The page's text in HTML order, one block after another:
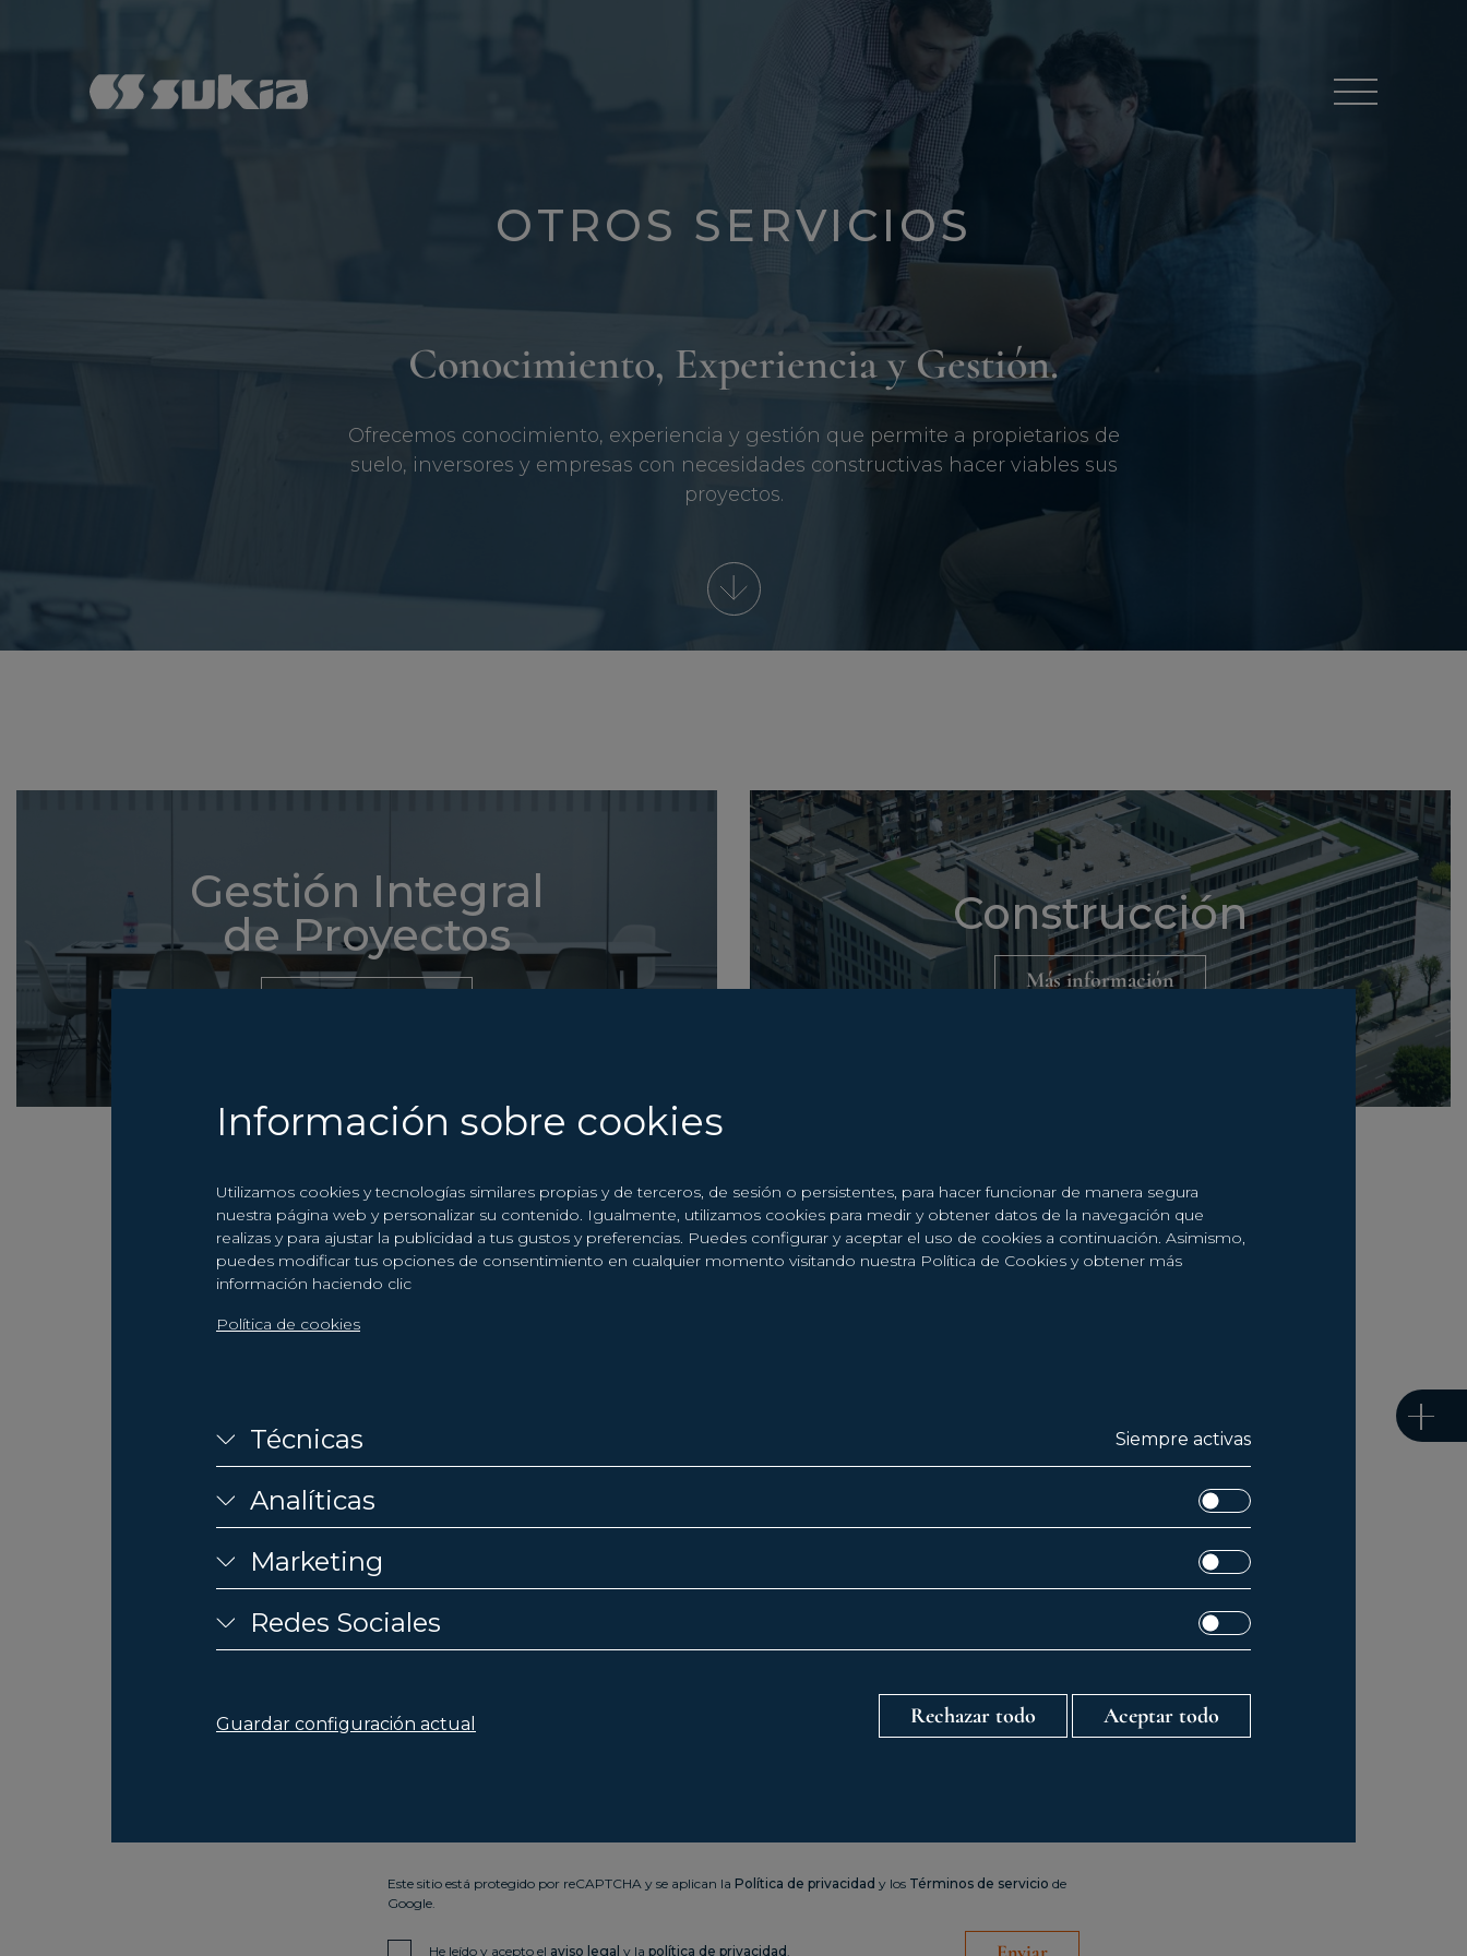
Menú
OTROS SERVICIOS
Conocimiento, Experiencia y Gestión.
Ofrecemos conocimiento, experiencia y gestión que permite a propietarios de
suelo, inversores y empresas con necesidades constructivas hacer viables sus
proyectos.
Gestión Integral
de Proyectos
Construcción
Más información
MÁS INFORMACIÓN
Este sitio está protegido por reCAPTCHA y se aplican la Política de privacidad y los Términos de servicio de
Google.
He leído y acepto el aviso legal y la política de privacidad Enviar
Información sobre cookies
Utilizamos cookies y tecnologías similares propias y de terceros, de sesión o persistentes, para hacer funcionar de manera segura
nuestra página web y personalizar su contenido. Igualmente, utilizamos cookies para medir y obtener datos de la navegación que
realizas y para ajustar la publicidad a tus gustos y preferencias. Puedes configurar y aceptar el uso de cookies a continuación. Asimismo,
puedes modificar tus opciones de consentimiento en cualquier momento visitando nuestra Política de Cookies y obtener más
información haciendo clic
Política de cookies
Técnicas Siempre activas
Analíticas
Marketing
Redes Sociales
Guardar configuración actual Rechazar todo Aceptar todo